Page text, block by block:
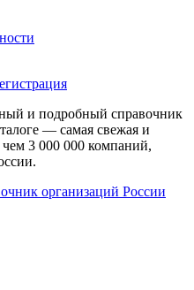
и подробный справочник
— самая свежая и
3 000 000 компаний,
организаций России